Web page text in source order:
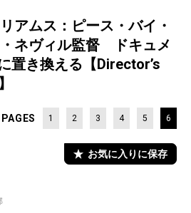
アムス：ピース・バイ・
ネヴィル監督 ドキュメ
置き換える【Director’s
PAGES 1 2 3 4 5 6
お気に入りに保存